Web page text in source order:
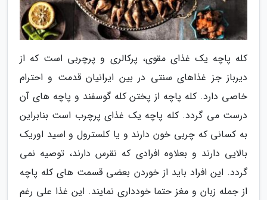
کله پاچه یک غذای مقوی، پرکالری و پرچربی است که از
دیرباز جز غذاهای سنتی در بین ایرانیان قدمت و احترام
خاصی دارد. کله پاچه از پختن کله گوسفند و پاچه های آن
درست می گردد. کله پاچه یک غذای پرچرب است بنابراین
به کسانی که چربی خون دارند و یا کلسترول و اسید اوریک
بالایی دارند و بعلاوه افرادی که نقرس دارند، توصیه نمی
گردد. این افراد باید از خوردن بعضی قسمت های کله پاچه
از جمله زبان و مغز حتما خودداری نمایند. این غذا علی رغم